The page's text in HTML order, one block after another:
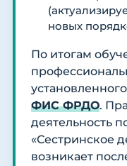
новых
По итогам
ФИС ФРДО.
деятельность
«Сестринское
возникает